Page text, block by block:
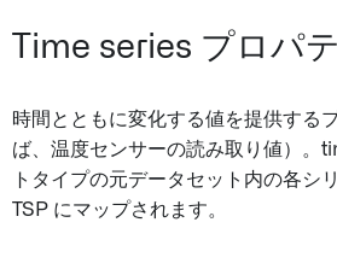
Time series プロパ
時間とともに変化する値を提供する
ば、温度センサーの読み取り値）。
トタイプの元データセット内の各シ
TSP にマップされます。